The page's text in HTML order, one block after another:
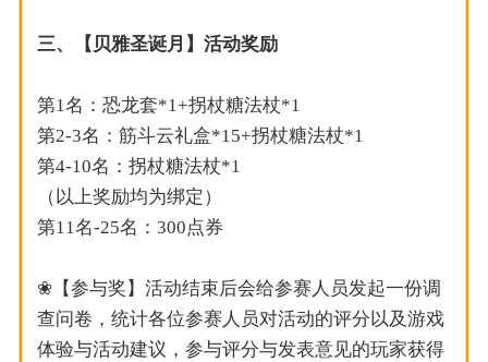
三、【贝雅圣诞月】活动奖励
第1名：恐龙套*1+拐杖糖法杖*1
第2-3名：筋斗云礼盒*15+拐杖糖法杖*1
第4-10名：拐杖糖法杖*1
（以上奖励均为绑定）
第11名-25名：300点券
❀【参与奖】活动结束后会给参赛人员发起一份调
查问卷，统计各位参赛人员对活动的评分以及游戏
体验与活动建议，参与评分与发表意见的玩家获得